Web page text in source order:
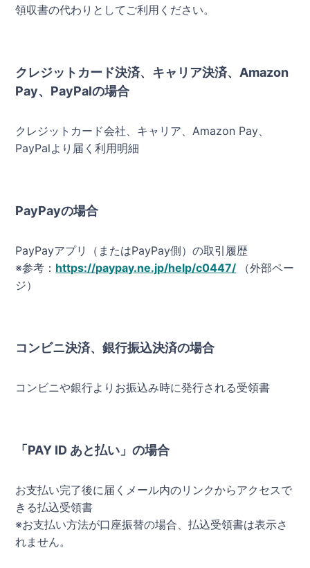
領収書の代わりとしてご利用ください。
クレジットカード決済、キャリア決済、Amazon
Pay、PayPalの場合
クレジットカード会社、キャリア、Amazon Pay、
PayPalより届く利用明細
PayPayの場合
PayPayアプリ（またはPayPay側）の取引履歴
※参考： https://paypay.ne.jp/help/c0447/
（外部ペー
ジ）
コンビニ決済、銀行振込決済の場合
コンビニや銀行よりお振込み時に発行される受領書
「PAY ID あと払い」の場合
お支払い完了後に届くメール内のリンクからアクセスで
きる払込受領書
※お支払い方法が口座振替の場合、払込受領書は表示さ
れません。